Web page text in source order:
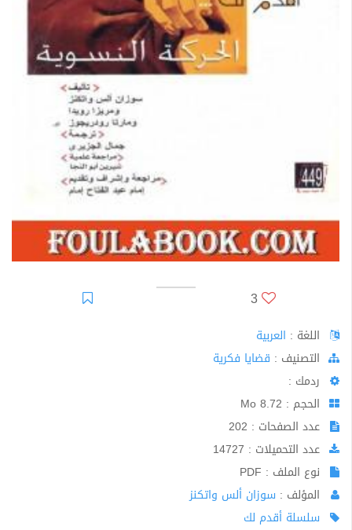
3
اللغة : العربية
اﻟﺘﺼﻨﻴﻒ : قضايا فكرية
ردمك :
الحجم : 8.72 Mo
عدد الصفحات : 202
عدد التحميلات : 14727
نوع الملف : PDF
المؤلف : سوزان ألس واتكنز
سلسلة أقدم لك